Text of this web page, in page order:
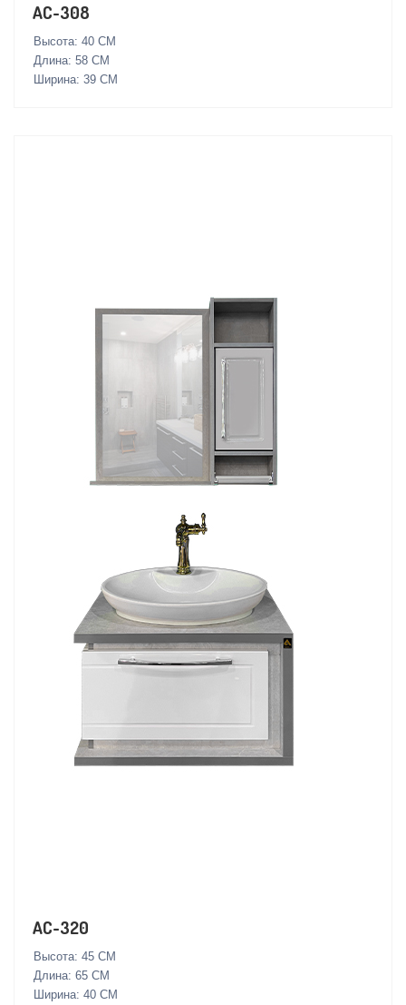
AC-308
Высота: 40 СМ
Длина: 58 СМ
Ширина: 39 СМ
AC-320
Высота: 45 СМ
Длина: 65 СМ
Ширина: 40 СМ